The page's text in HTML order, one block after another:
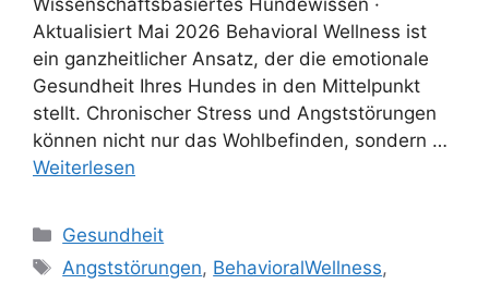
Aktualisiert Mai 2026 Behavioral Wellness ist
ein ganzheitlicher Ansatz, der die emotionale
Gesundheit Ihres Hundes in den Mittelpunkt
stellt. Chronischer Stress und Angststörungen
können nicht nur das Wohlbefinden, sondern …
Weiterlesen
Gesundheit
Angststörungen, BehavioralWellness,